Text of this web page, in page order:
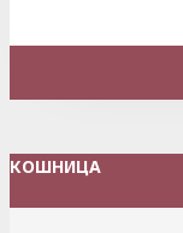
КОШНИЦА